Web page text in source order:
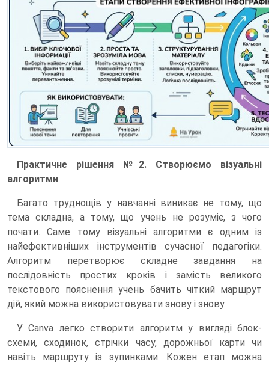
Практичне рішення №2. Створюємо візуальні
алгоритми
Багато труднощів у навчанні виникає не тому, що
тема складна, а тому, що учень не розуміє, з чого
почати. Саме тому візуальні алгоритми є одним із
найефективніших інструментів сучасної педагогіки.
Алгоритм перетворює складне завдання на
послідовність простих кроків і замість великого
текстового пояснення учень бачить чіткий маршрут
дій, який можна використовувати знову і знову.
У Canva легко створити алгоритм у вигляді блок-
схеми, сходинок, стрічки часу, дорожньої карти чи
навіть маршруту із зупинками. Кожен етап можна